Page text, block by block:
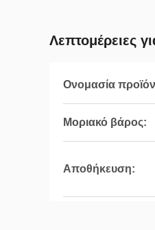
Λεπτομέρειες
Ονομασία
Μοριακό βάρος:
Αποθήκευση: